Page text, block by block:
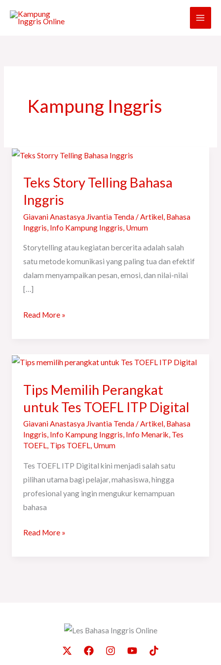
Kampung Inggris
Teks Story Telling Bahasa
Inggris
Giavani Anastasya Jivantia Tenda/Artikel, Bahasa
Inggris, Info Kampung Inggris, Umum
Storytelling atau kegiatan bercerita adalah salah
satu metode komunikasi yang paling tua dan efektif
dalam menyampaikan pesan, emosi, dan nilai-nilai
[…]
Teks
Telling
Bahasa
Inggris
Read More »
Tips Memilih Perangkat
untuk Tes TOEFL ITP Digital
Giavani Anastasya Jivantia Tenda/Artikel, Bahasa
Inggris, Info Kampung Inggris, Info Menarik, Tes
TOEFL, Tips TOEFL, Umum
Tes TOEFL ITP Digital kini menjadi salah satu
pilihan utama bagi pelajar, mahasiswa, hingga
profesional yang ingin mengukur kemampuan
bahasa
Tips
Perangkat
untuk
TOEFL
ITP
Read More »